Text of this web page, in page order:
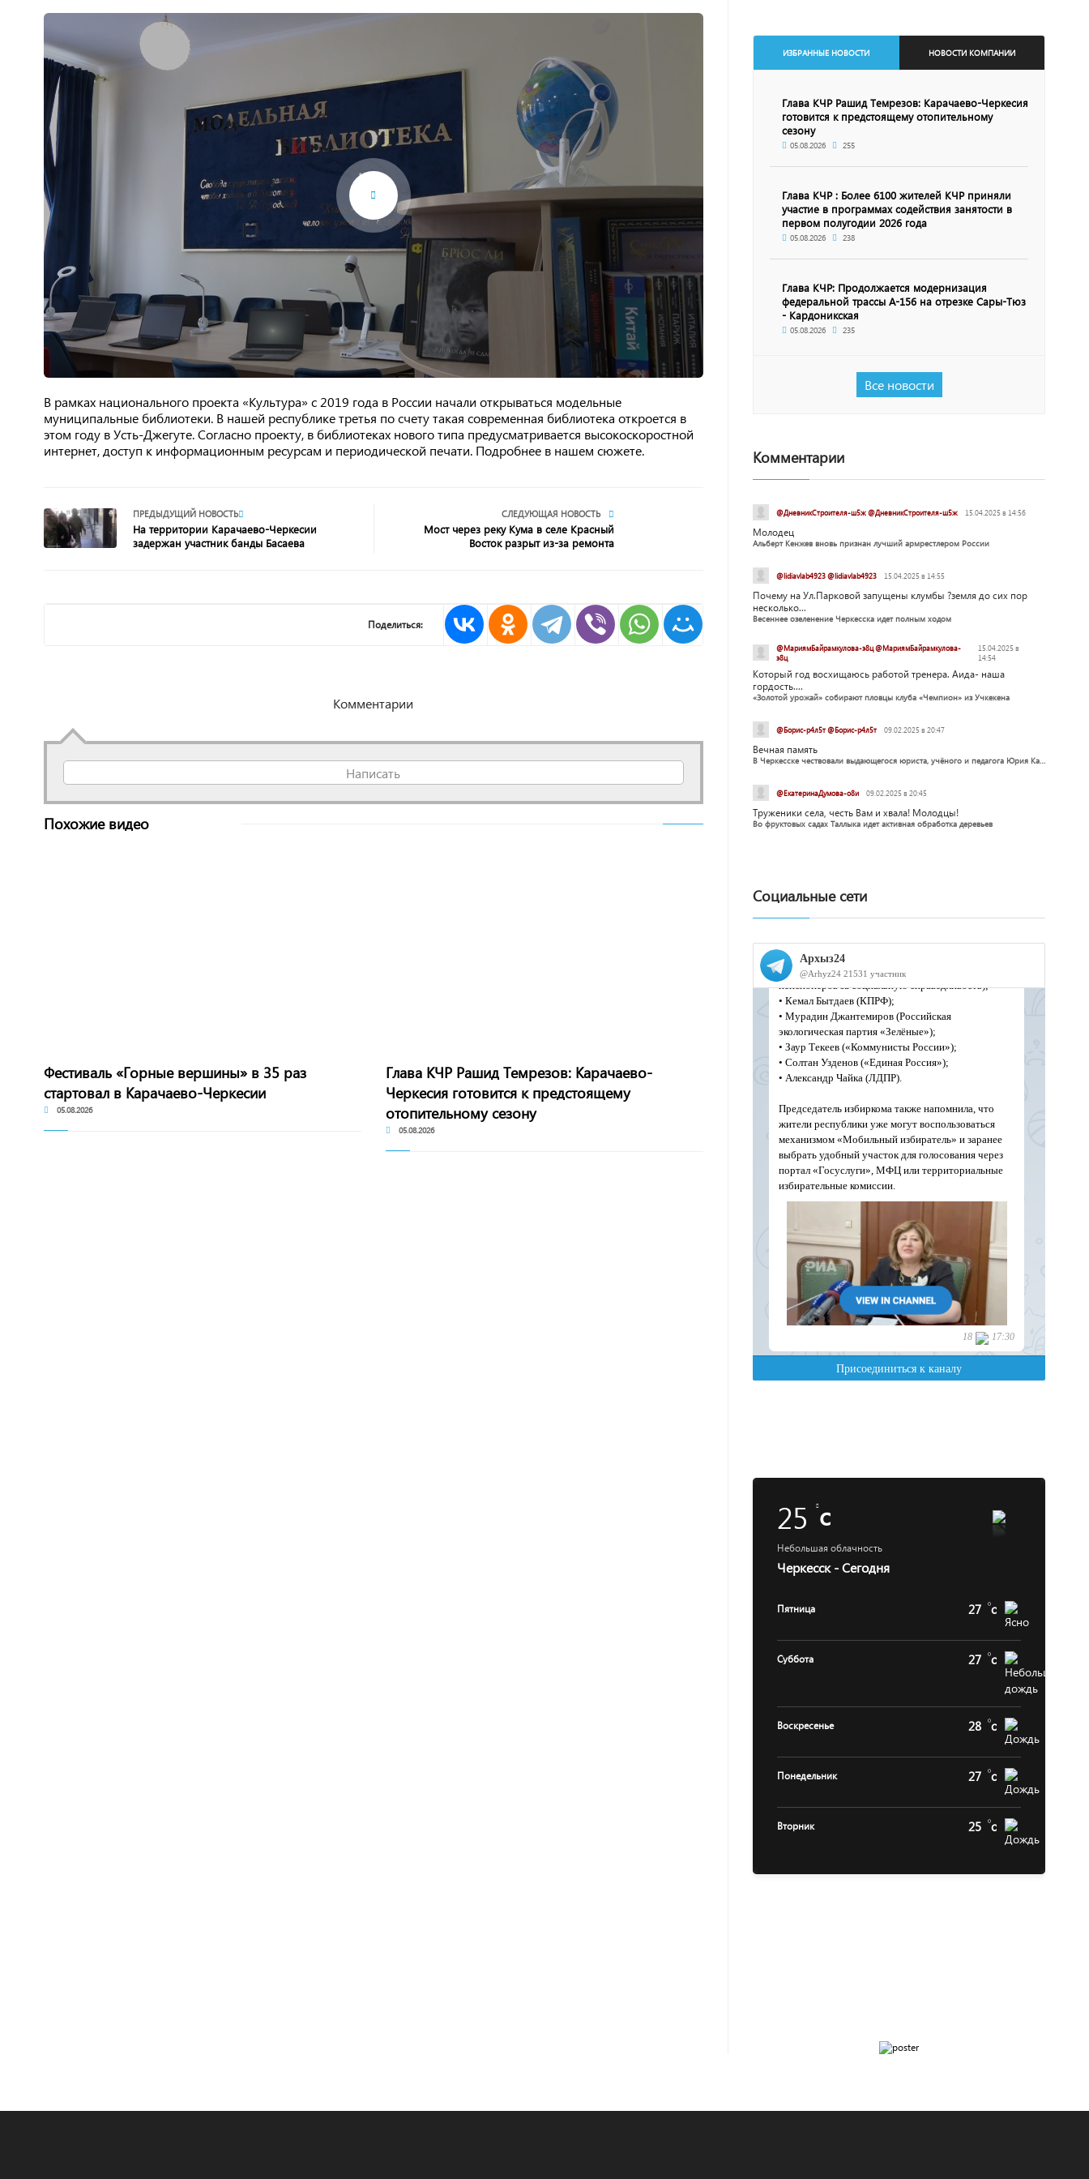
В рамках национального проекта «Культура» с 2019 года в России начали открываться модельные
муниципальные библиотеки. В нашей республике третья по счету такая современная библиотека откроется в
этом году в Усть-Джегуте. Согласно проекту, в библиотеках нового типа предусматривается высокоскоростной
интернет, доступ к информационным ресурсам и периодической печати. Подробнее в нашем сюжете.
ПРЕДЫДУЩИЙ НОВОСТЬ
На территории Карачаево-Черкесии
задержан участник банды Басаева
СЛЕДУЮЩАЯ НОВОСТЬ
Мост через реку Кума в селе Красный
Восток разрыт из-за ремонта
Поделиться:
Комментарии
Написать
Похожие видео
Фестиваль «Горные вершины» в 35 раз
стартовал в Карачаево-Черкесии
05.08.2026
Глава КЧР Рашид Темрезов: Карачаево-
Черкесия готовится к предстоящему
отопительному сезону
05.08.2026
ИЗБРАННЫЕ НОВОСТИ НОВОСТИ КОМПАНИИ
Глава КЧР Рашид Темрезов: Карачаево-Черкесия
готовится к предстоящему отопительному
сезону
05.08.2026 255
Глава КЧР : Более 6100 жителей КЧР приняли
участие в программах содействия занятости в
первом полугодии 2026 года
05.08.2026 238
Глава КЧР: Продолжается модернизация
федеральной трассы А-156 на отрезке Сары-Тюз
- Кардоникская
05.08.2026 235
Все новости
Комментарии
@ДневникСтроителя-ш5ж @ДневникСтроителя-ш5ж 15.04.2025 в 14:56
Молодец
Альберт Кенжев вновь признан лучший армрестлером России
@lidiavlab4923 @lidiavlab4923 15.04.2025 в 14:55
Почему на Ул.Парковой запущены клумбы ?земля до сих пор
несколько...
Весеннее озеленение Черкесска идет полным ходом
@МариямБайрамкулова-э8ц @МариямБайрамкулова-
э8ц
15.04.2025 в
14:54
Который год восхищаюсь работой тренера. Аида- наша
гордость....
«Золотой урожай» собирают пловцы клуба «Чемпион» из Учкекена
@Борис-р4л5т @Борис-р4л5т 09.02.2025 в 20:47
Вечная память
В Черкесске чествовали выдающегося юриста, учёного и педагога Юрия Калмыкова
@ЕкатеринаДумова-о8и 09.02.2025 в 20:45
Труженики села, честь Вам и хвала! Молодцы!
Во фруктовых садах Таллыка идет активная обработка деревьев
Социальные сети
25c
Небольшая облачность
Черкесск - Сегодня
Пятница 27 c
Суббота 27 c
Воскресенье 28 c
Понедельник 27 c
Вторник 25 c